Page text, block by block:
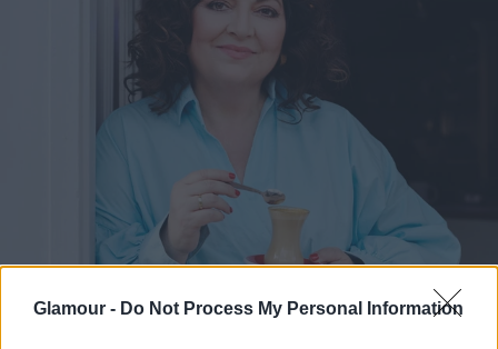
Glamour - Do Not Process My Personal Information